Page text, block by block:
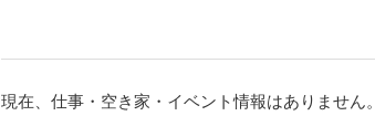
現在、仕事・空き家・イベント情報はありません。